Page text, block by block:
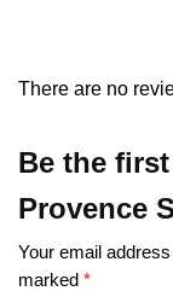
There are no
Be the
Provence
Your email
marked *